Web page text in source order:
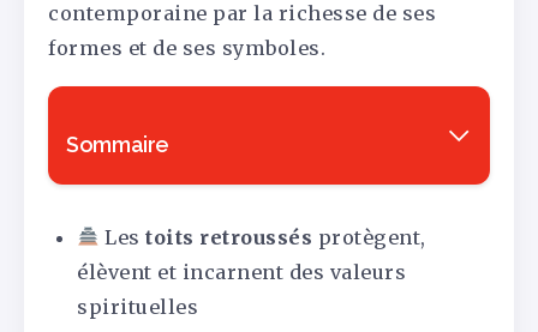
contemporaine par la richesse de ses
formes et de ses symboles.
Sommaire
Lestoits retroussés protègent,
élèvent et incarnent des valeurs
spirituelles